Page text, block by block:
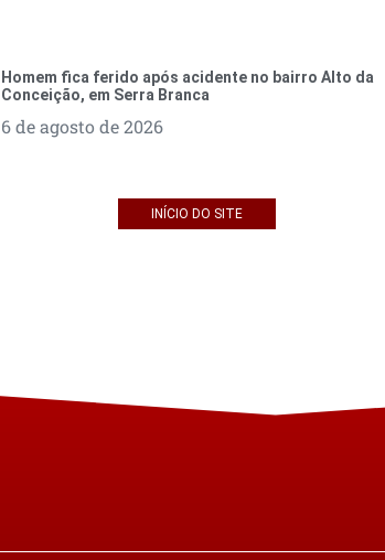
Homem fica ferido após acidente no bairro Alto da
Conceição, em Serra Branca
6 de agosto de 2026
INÍCIO DO SITE